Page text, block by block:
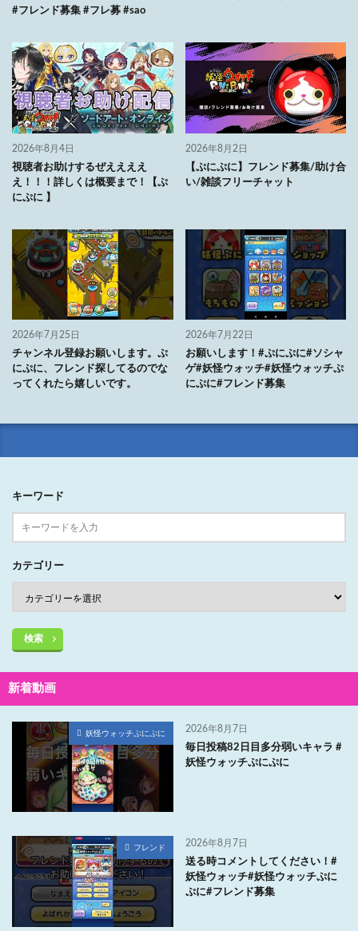
#フレンド募集 #フレ募 #sao
2026年8月4日
視聴者お助けするぜええええ
え！！！詳しくは概要まで！【ぷ
にぷに 】
2026年8月2日
【ぷにぷに】フレンド募集/助け合
い/雑談フリーチャット
2026年7月25日
チャンネル登録お願いします。ぷ
にぷに、フレンド探してるのでな
ってくれたら嬉しいです。
2026年7月22日
お願いします！#ぷにぷに#ソシャ
ゲ#妖怪ウォッチ#妖怪ウォッチぷ
にぷに#フレンド募集
キーワード
カテゴリー
検索
新着動画
妖怪ウォッチぷにぷに 2026年8月7日
毎日投稿82日目多分弱いキャラ #
妖怪ウォッチぷにぷに
フレンド 2026年8月7日
送る時コメントしてください！#
妖怪ウォッチ#妖怪ウォッチぷに
ぷに#フレンド募集